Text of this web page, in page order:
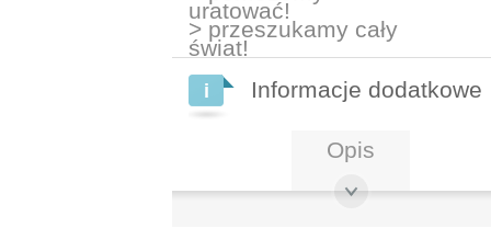
uratować!
> przeszukamy cały
świat!
Informacje dodatkowe
Opis